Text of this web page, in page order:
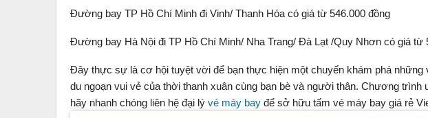
Đường bay TP Hồ Chí Minh đi Vinh/ Thanh Hóa có giá từ 546.000 đồng
Đường bay Hà Nội đi TP Hồ Chí Minh/ Nha Trang/ Đà Lạt /Quy Nhơn có giá từ
Đây thực sự là cơ hội tuyệt vời để bạn thực hiện một chuyến khám phá những
du ngoạn vui vẻ của thời thanh xuân cùng bạn bè và người thân. Chương trình
hãy nhanh chóng liên hệ đại lý vé máy bay để sở hữu tấm vé máy bay giá rẻ